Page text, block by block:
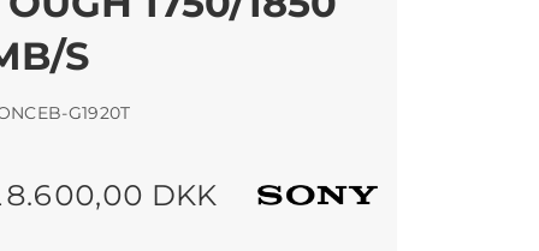
S
G1920T
DKK